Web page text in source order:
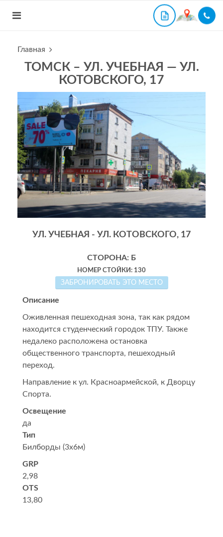
Главная
ТОМСК – УЛ. УЧЕБНАЯ — УЛ.
КОТОВСКОГО, 17
УЛ. УЧЕБНАЯ - УЛ. КОТОВСКОГО, 17
СТОРОНА: Б
НОМЕР СТОЙКИ: 130
ЗАБРОНИРОВАТЬ ЭТО МЕСТО
Описание
Оживленная пешеходная зона, так как рядом
находится студенческий городок ТПУ. Также
недалеко расположена остановка
общественного транспорта, пешеходный
переход.
Направление к ул. Красноармейской, к Дворцу
Спорта.
Освещение
да
Тип
Билборды (3x6м)
GRP
2,98
OTS
13,80